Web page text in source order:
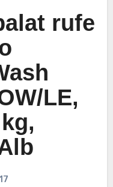
rufe
LE,